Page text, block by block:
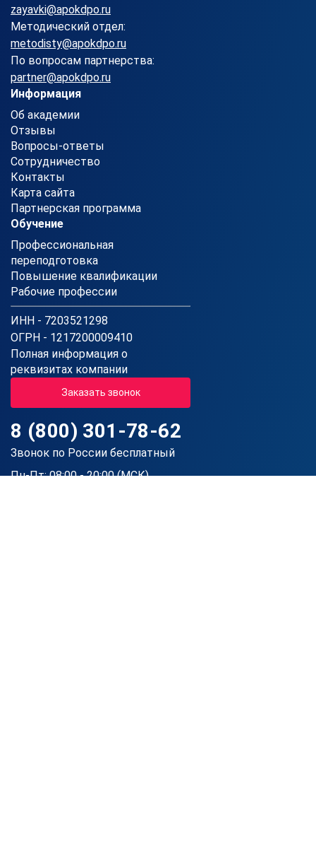
zayavki@apokdpo.ru
Методический отдел:
metodisty@apokdpo.ru
По вопросам партнерства:
partner@apokdpo.ru
Информация
Об академии
Отзывы
Вопросы-ответы
Сотрудничество
Контакты
Карта сайта
Партнерская программа
Обучение
Профессиональная
переподготовка
Повышение квалификации
Рабочие профессии
ИНН - 7203521298
ОГРН - 1217200009410
Полная информация о
реквизитах компании
Заказать звонок
8 (800) 301-78-62
Звонок по России бесплатный
Пн-Пт: 08:00 - 20:00 (МСК)